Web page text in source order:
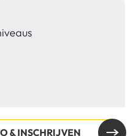
& INSCHRIJVEN